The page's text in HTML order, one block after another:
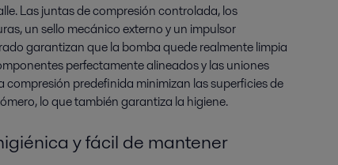
Las juntas de compresión controlada, los
un sello mecánico externo y un impulsor
garantizan que la bomba quede realmente limpia
perfectamente alineados y las uniones
predefinida minimizan las superficies de
lo que también garantiza la higiene.
y fácil de mantener